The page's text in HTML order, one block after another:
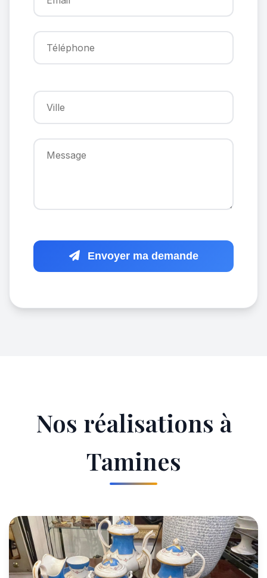
Envoyer ma demande
Nos réalisations à
Tamines